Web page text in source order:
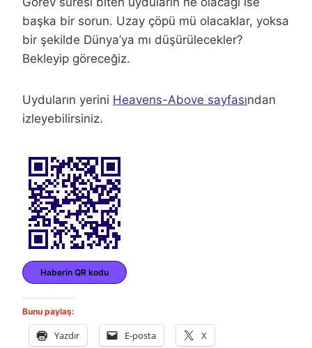
başka bir sorun. Uzay çöpü mü olacaklar, yoksa
bir şekilde Dünya’ya mı düşürülecekler?
Bekleyip göreceğiz.
Uyduların yerini Heavens-Above sayfasından
izleyebilirsiniz.
Haberin QR kodu
Bunu paylaş:
Yazdır E-posta X